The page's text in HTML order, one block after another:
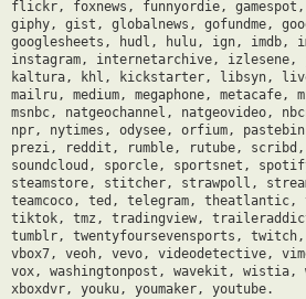
flickr, foxnews, funnyordie,
giphy, gist, globalnews, gofundme,
googlesheets, hudl, hulu, ign, imdb,
instagram, internetarchive,
kaltura, khl, kickstarter, libsyn,
mailru, medium, megaphone, metacafe,
msnbc, natgeochannel, natgeovideo,
npr, nytimes, odysee, orfium,
prezi, reddit, rumble, rutube, scribd,
soundcloud, sporcle, sportsnet,
steamstore, stitcher, strawpoll,
teamcoco, ted, telegram, theatlantic,
tiktok, tmz, tradingview,
tumblr, twentyfoursevensports,
vbox7, veoh, vevo, videodetective,
vox, washingtonpost, wavekit, wistia,
xboxdvr, youku, youmaker, youtube.